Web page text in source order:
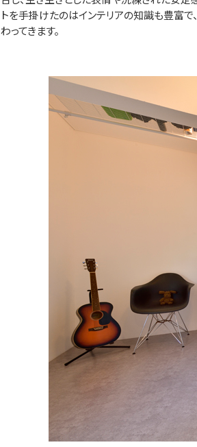
トを手掛けたのはインテリアの知識も豊富で
わってきます。